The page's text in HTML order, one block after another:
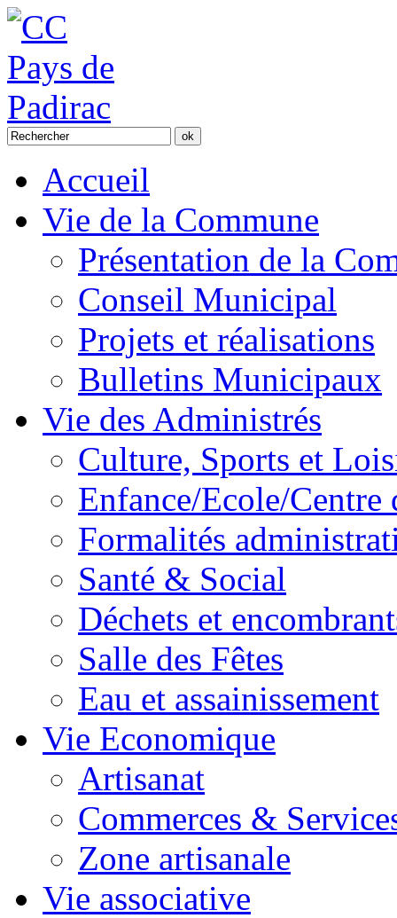
Accueil
Vie de la Commune
Présentation de la
Conseil Municipal
Projets et réalisations
Bulletins Municipaux
Vie des Administrés
Culture, Sports et
Enfance/Ecole/Centre
Formalités
Santé & Social
Déchets et
Salle des Fêtes
Eau et assainissement
Vie Economique
Artisanat
Commerces &
Zone artisanale
Vie associative